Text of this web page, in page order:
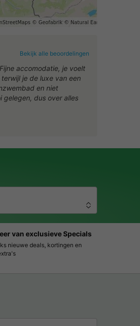
Bekijk alle beoordelingen
accomodatie, je voelt
je de luxe van een
en niet
gelegen, dus over alles
van exclusieve Specials
nieuwe deals, kortingen en